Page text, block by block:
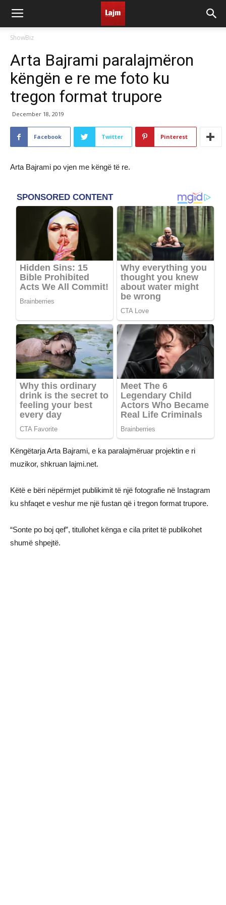
ShowBiz
Arta Bajrami paralajmëron
këngën e re me foto ku
tregon format trupore
December 18, 2019
Facebook Twitter Pinterest
Arta Bajrami po vjen me këngë të re.
Këngëtarja Arta Bajrami, e ka paralajmëruar projektin e ri
muzikor, shkruan lajmi.net.
Këtë e bëri nëpërmjet publikimit të një fotografie në Instagram
ku shfaqet e veshur me një fustan që i tregon format trupore.
“Sonte po boj qef”, titullohet kënga e cila pritet të publikohet
shumë shpejtë.